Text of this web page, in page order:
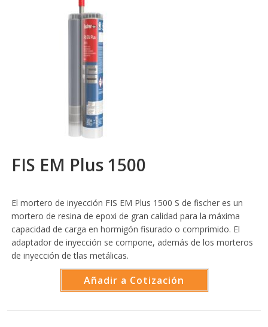
FIS EM Plus 1500
El mortero de inyección FIS EM Plus 1500 S de fischer es un
mortero de resina de epoxi de gran calidad para la máxima
capacidad de carga en hormigón fisurado o comprimido. El
adaptador de inyección se compone, además de los morteros
de inyección de tlas metálicas.
Añadir a Cotización